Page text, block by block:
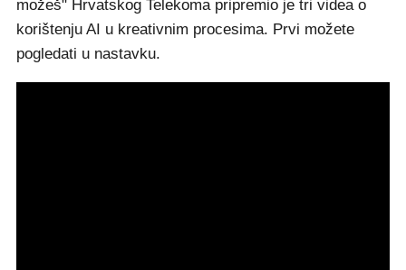
možeš" Hrvatskog Telekoma pripremio je tri videa o
korištenju AI u kreativnim procesima. Prvi možete
pogledati u nastavku.